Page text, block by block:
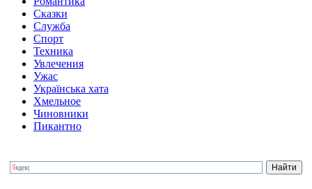
Сказки
Служба
Спорт
Техника
Увлечения
Ужас
Українська хата
Хмельное
Чиновники
Пикантно